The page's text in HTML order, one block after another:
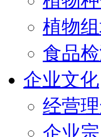
植物
食品
企业文化
经营
企业